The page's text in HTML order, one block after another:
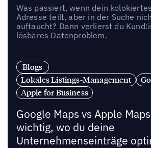
Was passiert, wenn dein
Adresse teilt, aber in der Suche
auftaucht? Dann verlierst du
lösbares Datenproblem.
Blogs
Lokales Listings-Management
Apple for Business
Google Maps vs Apple
wichtig, wo du deine
Unternehmenseinträge